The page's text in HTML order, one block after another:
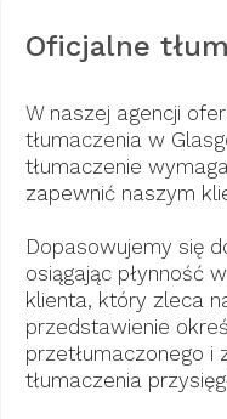
Oficjalne
W naszej agencji
tłumaczenia w
tłumaczenie
zapewnić naszym
Dopasowujemy się
osiągając płynność
klienta, który zleca
przedstawienie
przetłumaczonego i
tłumaczenia